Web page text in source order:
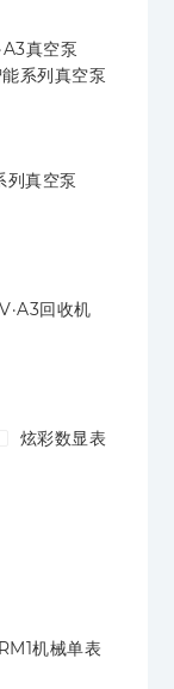
真空泵
能系列真空泵
列真空泵
V·A3回收机
炫彩数显表
机械单表